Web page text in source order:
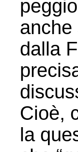
anche
dalla
Cioè,
la